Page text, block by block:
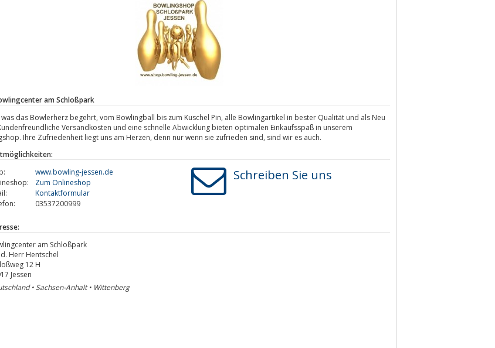
am Schloßpark
was das Bowlerherz begehrt, vom Bowlingball bis zum Kuschel Pin, alle Bowlingartikel in bester Qualität und als Neu
Versandkosten und eine schnelle Abwicklung bieten optimalen Einkaufsspaß in unserem
Ihre Zufriedenheit liegt uns am Herzen, denn nur wenn sie zufrieden sind, sind wir es auch.
www.bowling-jessen.de
Zum Onlineshop
Kontaktformular
03537200999
Schreiben Sie uns
am Schloßpark
Herr Hentschel
12 H
Jessen
• Sachsen-Anhalt • Wittenberg